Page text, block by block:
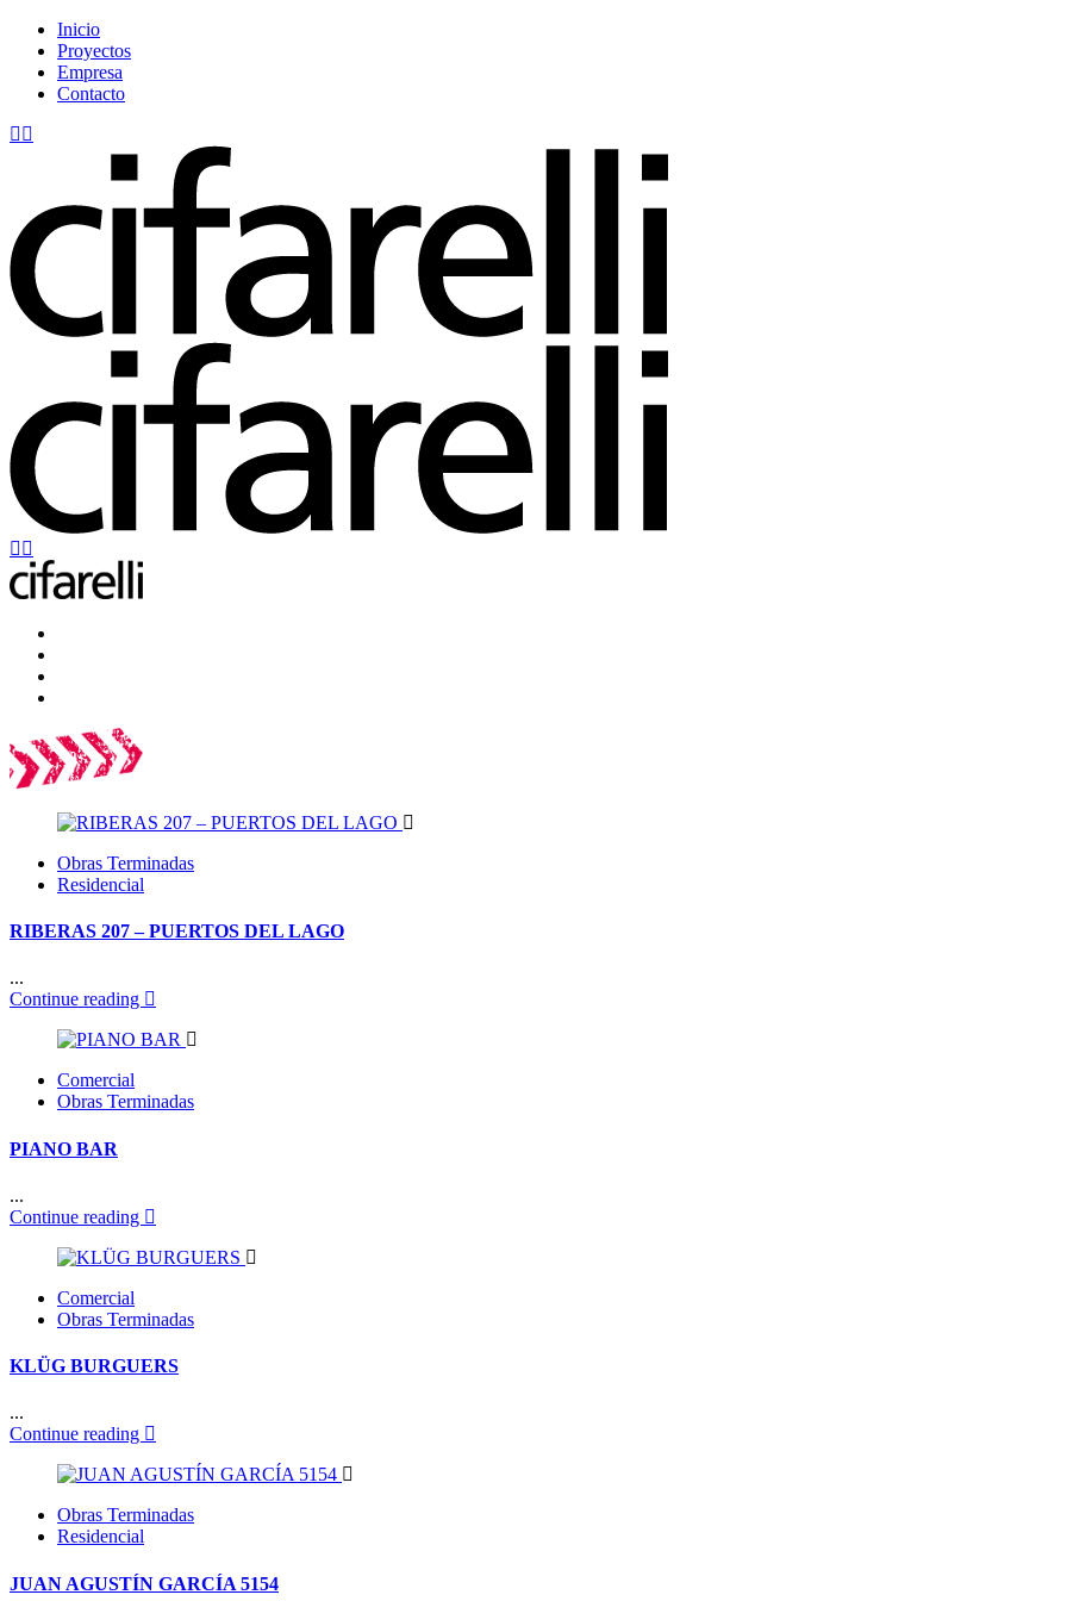
Inicio
Proyectos
Empresa
Contacto
Obras Terminadas
Residencial
RIBERAS 207 – PUERTOS DEL LAGO
...
Continue reading
Comercial
Obras Terminadas
PIANO BAR
...
Continue reading
Comercial
Obras Terminadas
KLÜG BURGUERS
...
Continue reading
Obras Terminadas
Residencial
JUAN AGUSTÍN GARCÍA 5154